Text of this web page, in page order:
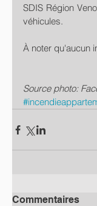
SDIS Région
véhicules.
À noter qu'aucun
Source photo:
Commentaires